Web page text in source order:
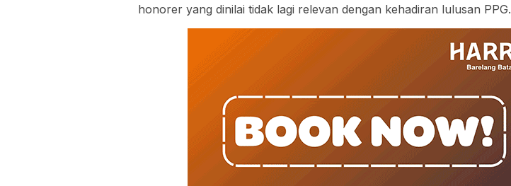
honorer yang dinilai tidak lagi relevan dengan kehadiran lulusan PPG.